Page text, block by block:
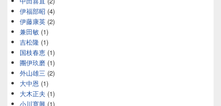
伊福部昭 (4)
伊藤康英 (2)
兼田敏 (1)
吉松隆 (1)
国枝春恵 (1)
團伊玖磨 (1)
外山雄三 (2)
大中恩 (1)
大木正夫 (1)
小川寛興 (1)